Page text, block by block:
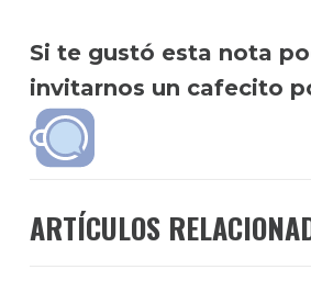
Si te gustó esta nota
invitarnos un cafecito
ARTÍCULOS